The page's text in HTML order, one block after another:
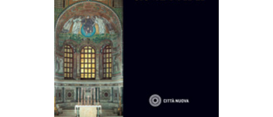
AGGIUNGI AL CARRELLO